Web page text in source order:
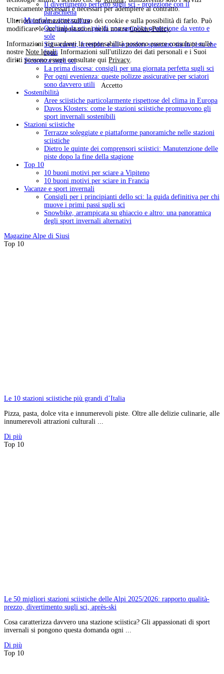
tecnicamente necessari e necessari per adempiere al contratto.
Ulteriori informazioni sull'uso dei cookie e sulla possibilità di farlo. Può
modificare le sue impostazioni nella nostraCookie-Policy.
Informazioni riguardanti la responsabilità possono essere consultate sulle
nostreNote legali. Informazioni sull'utilizzo dei dati personali e i Suoi
diritti possono essere consultate quiPrivacy.
Accetto
Il divertimento perfetto sugli sci - protezione con il
paraschiena
Materiale e attrezzatura
Occhiali da sci - più di una semplice protezione da vento e
sole
Sci - carver, freerider e all-rounders spaccano sia in pista che
fuori
Sicurezza sugli sci
La prima discesa: consigli per una giornata perfetta sugli sci
Per ogni evenienza: queste polizze assicurative per sciatori
sono davvero utili
Sostenibilità
Aree sciistiche particolarmente rispettose del clima in Europa
Davos Klosters: come le stazioni sciistiche promuovono gli
sport invernali sostenibili
Stazioni sciistiche
Terrazze soleggiate e piattaforme panoramiche nelle stazioni
sciistiche
Dietro le quinte dei comprensori sciistici: Manutenzione delle
piste dopo la fine della stagione
Top 10
10 buoni motivi per sciare a Vipiteno
10 buoni motivi per sciare in Francia
Vacanze e sport invernali
Consigli per i principianti dello sci: la guida definitiva per chi
muove i primi passi sugli sci
Snowbike, arrampicata su ghiaccio e altro: una panoramica
degli sport invernali alternativi
Magazine Alpe di Siusi
Top 10
Le 10 stazioni sciistiche più grandi d’Italia
Pizza, pasta, dolce vita e innumerevoli piste. Oltre alle delizie culinarie, alle
innumerevoli attrazioni culturali ...
Di più
Top 10
Le 50 migliori stazioni sciistiche delle Alpi 2025/2026: rapporto qualità-
prezzo, divertimento sugli sci, après-ski
Cosa caratterizza davvero una stazione sciistica? Gli appassionati di sport
invernali si pongono questa domanda ogni ...
Di più
Top 10